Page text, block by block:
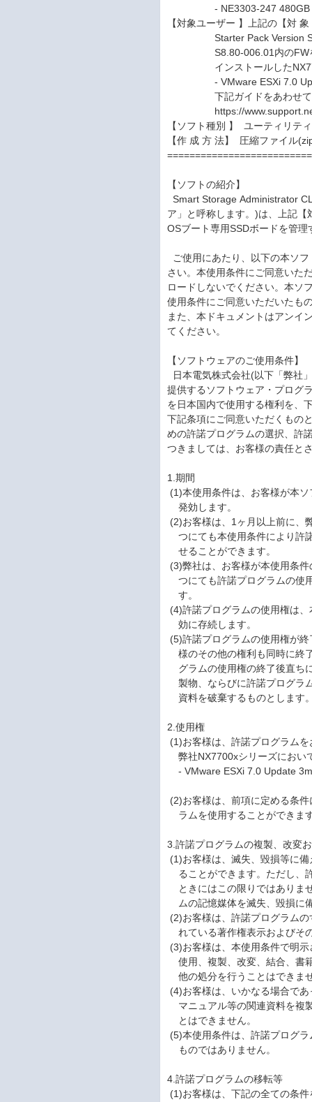
- NE3303-247 480GB OS
【対象ユーザー 】上記の【対
Starter Pack Version
S8.80-006.01内のFWを適
インストールした
- VMware ESXi 7.0
下記ガイドをあわせてご
https://
【ソフト種別 】 ユーティリティ
【作 成 方 法】 圧縮ファイル
【ソフトの紹介】
Smart Storage Administrator
ア」と呼称します。)は、上記
OSブート専用SSDボードを管
ご使用にあたり、以下の本ソ
さい。本使用条件にご同意いた
ロードしないでください。本ソ
使用条件にご同意いただいたも
また、本ドキュメントはアンイ
てください。
【ソフトウェアのご使用条件】
日本電気株式会社(以下「弊社
提供するソフトウェア・プログ
を日本国内で使用する権利を、
下記条項にご同意いただくもの
めの許諾プログラムの選択、許
つきましては、お客様の責任と
1.期間
(1)本使用条件は、お客様が本
発効します。
(2)お客様は、1ヶ月以上前に、
つにても本使用条件により許
せることができます。
(3)弊社は、お客様が本使用条
つにても許諾プログラムの使
す。
(4)許諾プログラムの使用権は
効に存続します。
(5)許諾プログラムの使用権が
様のその他の権利も同時に終
グラムの使用権の終了後直ち
製物、ならびに許諾プログラ
資料を破棄するものとします
2.使用権
(1)お客様は、許諾プログラム
弊社NX7700xシリーズにおい
- VMware ESXi 7.0 Update
(2)お客様は、前項に定める条
ラムを使用することができま
3.許諾プログラムの複製、改変
(1)お客様は、滅失、毀損等に
ることができます。ただし、
ときにはこの限りではありま
ムの記憶媒体を滅失、毀損に
(2)お客様は、許諾プログラム
れている著作権表示およびそ
(3)お客様は、本使用条件で明
使用、複製、改変、結合、書
他の処分を行うことはできま
(4)お客様は、いかなる場合で
マニュアル等の関連資料を複
とはできません。
(5)本使用条件は、許諾プログ
ものではありません。
4.許諾プログラムの移転等
(1)お客様は、下記の全ての条